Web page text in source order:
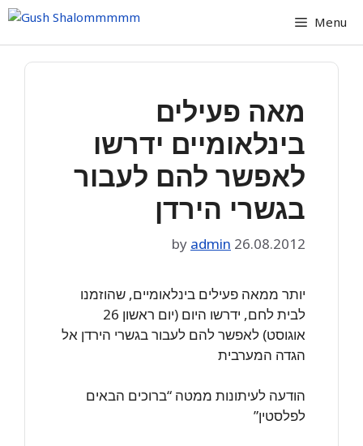
Skip
content
Menu
מאה פעילים
בינלאומיים ידרשו
לאפשר להם לעבור
בגשרי הירדן
26.08.2012
by admin
יותר ממאה פעילים בינלאומיים, שהוזמנו
לבית לחם, ידרשו היום (יום ראשון 26
אוגוסט) לאפשר להם לעבור בגשרי הירדן אל
הגדה המערבית
הודעה לעיתונות ממטה “ברוכים הבאים
לפלסטין”